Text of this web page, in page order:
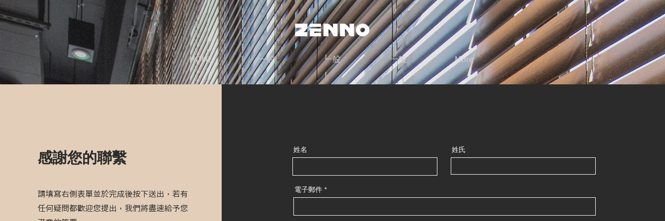
HOME 一般 一般 一般 More
​感謝您的聯繫
請填寫右側表單並於完成後按下送出，若有
任何疑問都歡迎您提出，我們將盡速給予您
姓名 姓氏
電子郵件